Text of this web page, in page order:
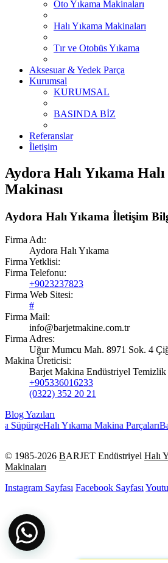
Oto Yıkama Makinaları
Halı Yıkama Makinaları
Tır ve Otobüs Yıkama
Aksesuar & Yedek Parça
Kurumsal
KURUMSAL
BASINDA BİZ
Referanslar
İletişim
Aydora Halı Yıkama Halı
Makinası
Aydora Halı Yıkama İletişim
Firma Adı:
Aydora Halı Yıkama
Firma Yetklisi:
Firma Telefonu:
+9023237823
Firma Web Sitesi:
#
Firma Mail:
info@barjetmakine.com.tr
Firma Adres:
Uğur Mumcu Mah. 8971 Sok. 4
Makina Üreticisi:
Barjet Makina Endüstriyel Temizlik
+905336016233
(0322) 352 20 21
Blog Yazıları
SüpürgeHalı Yıkama Makina Parçaları
© 1985-2026 BARJET Endüstriyel Halı
Makinaları
Instagram Sayfası Facebook Sayfası